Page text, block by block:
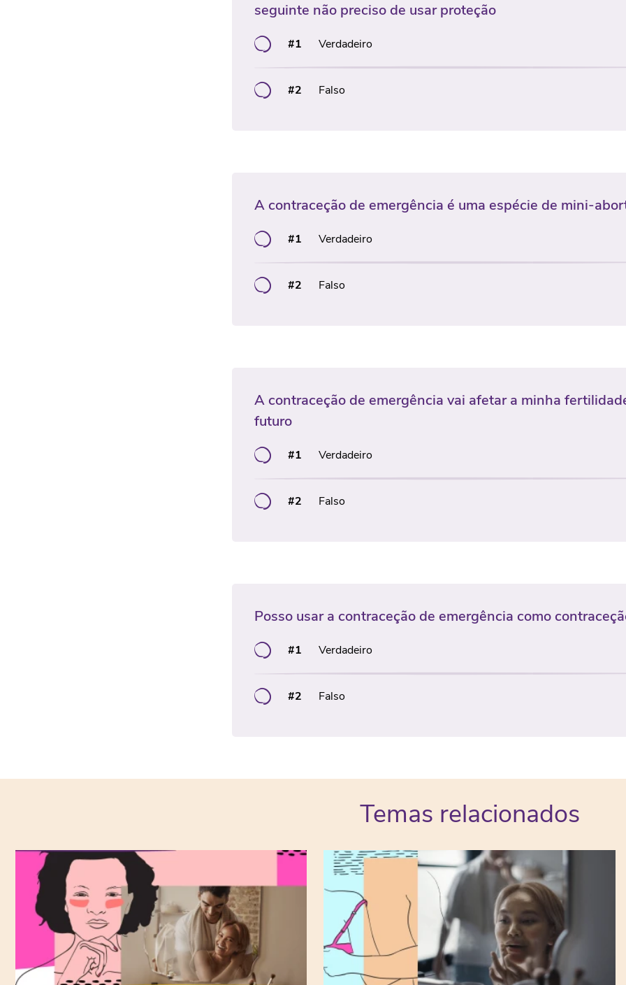
seguinte não preciso de usar proteção
#1 Verdadeiro
#2 Falso
A contraceção de emergência é uma espécie de mini-
#1 Verdadeiro
#2 Falso
A contraceção de emergência vai afetar a minha
futuro
#1 Verdadeiro
#2 Falso
Posso usar a contraceção de emergência como
#1 Verdadeiro
#2 Falso
Temas relacionados